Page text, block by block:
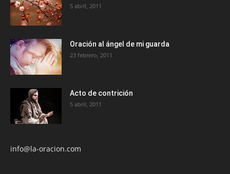
5 abril, 2011
Oración al ángel de mi guarda
23 febrero, 2011
Acto de contrición
5 abril, 2011
info@la-oracion.com